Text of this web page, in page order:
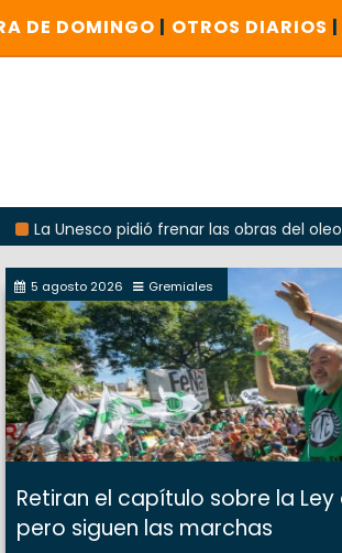
DE DOMINGO | OTROS DIARIOS |
pidió frenar las obras del oleoducto
5 agosto 2026 Gremiales
Retiran el capítulo sobre la Ley
pero siguen las marchas